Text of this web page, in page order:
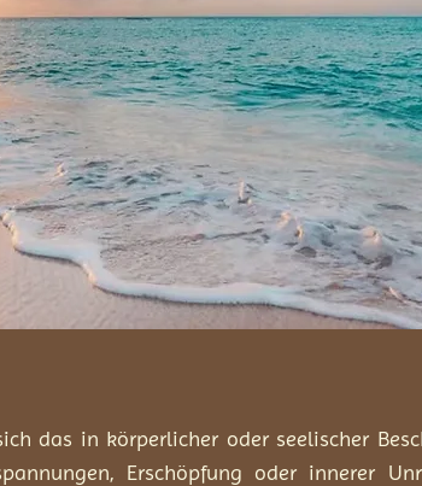
das in körperlicher oder seelischer
Erschöpfung oder innerer